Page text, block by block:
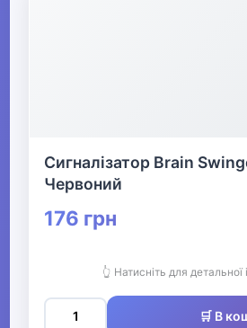
Сигналізатор Brain
Червоний
176 грн
👆 Натисніть для детальної
🛒 В